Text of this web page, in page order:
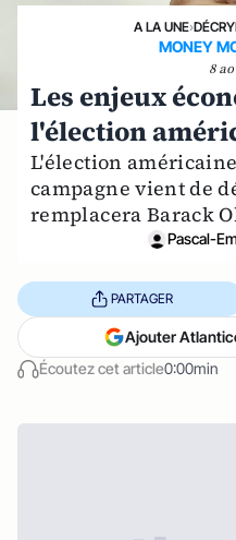
A LA UNE›
MONEY
8
Les enjeux
l'élection
L'élection
campagne vient de
remplacera Barack
Pascal-
Écoutez cet article0:00min
PARTAGER
Ajouter